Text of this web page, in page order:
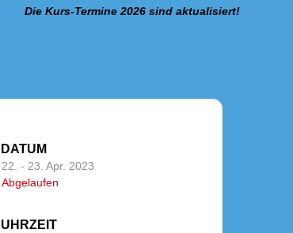
Die Kurs-Termine 2026 sind aktualisiert!
DATUM
22. - 23. Apr. 2023
Abgelaufen
UHRZEIT